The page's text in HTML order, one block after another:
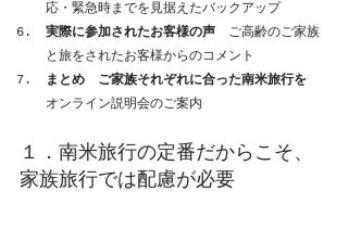
応・緊急時までを見据えたバックアップ
実際に参加されたお客様の声 ご高齢のご家族
と旅をされたお客様からのコメント
まとめ　ご家族それぞれに合った南米旅行を
オンライン説明会のご案内
１．南米旅行の定番だからこそ、
家族旅行では配慮が必要